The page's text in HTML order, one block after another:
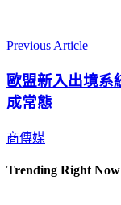
Previous Article
歐盟新入出境系
成常態
商傳媒
Trending Right